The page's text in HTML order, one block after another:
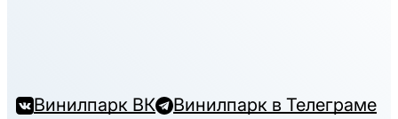
Винилпарк ВК Винилпарк в Телеграме